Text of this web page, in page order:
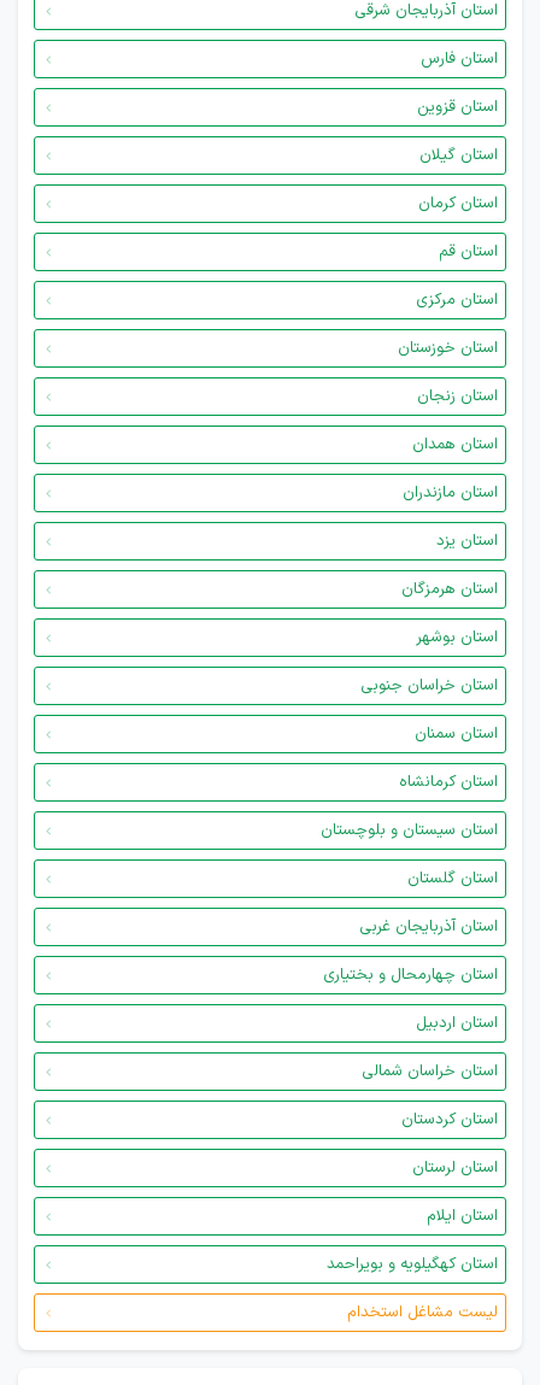
استان آذربایجان شرقی
استان فارس
استان قزوین
استان گیلان
استان کرمان
استان قم
استان مرکزی
استان خوزستان
استان زنجان
استان همدان
استان مازندران
استان یزد
استان هرمزگان
استان بوشهر
استان خراسان جنوبی
استان سمنان
استان کرمانشاه
استان سیستان و بلوچستان
استان گلستان
استان آذربایجان غربی
استان چهارمحال و بختیاری
استان اردبیل
استان خراسان شمالی
استان کردستان
استان لرستان
استان ایلام
استان کهگیلویه و بویراحمد
لیست مشاغل استخدام